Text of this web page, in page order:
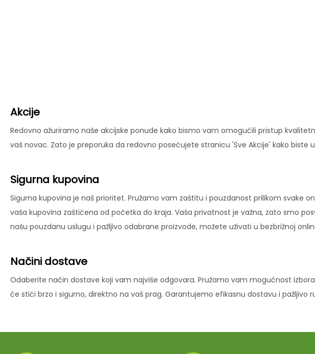
Akcije
Redovno ažuriramo naše akcijske ponude kako bismo vam omogućili pristup
vaš novac. Zato je preporuka da redovno posećujete stranicu 'Sve Akcije' kako
Sigurna kupovina
Sigurna kupovina je naš prioritet. Pružamo vam zaštitu i pouzdanost prilikom svake
vaša kupovina zaštićena od početka do kraja. Vaša privatnost je važna, zato smo
našu pouzdanu uslugu i pažljivo odabrane proizvode, možete uživati u bezbrižnoj
Načini dostave
Odaberite način dostave koji vam najviše odgovara. Pružamo vam mogućnost
će stići brzo i sigurno, direktno na vaš prag. Garantujemo efikasnu dostavu i